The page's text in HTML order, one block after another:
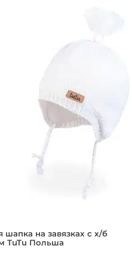
шапка на завязках с х/б
TuTu Польша